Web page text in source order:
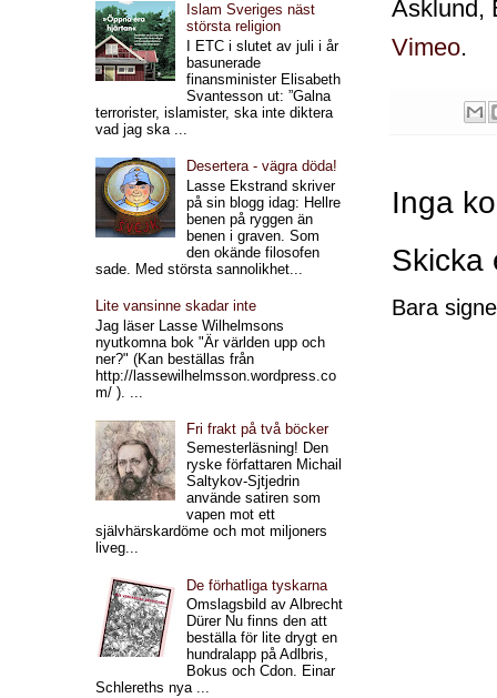
Asklund,
Vimeo.
Inga
Skicka
Bara
Islam Sveriges näst
största religion
I ETC i slutet av juli i år
basunerade
finansminister Elisabeth
Svantesson ut: ”Galna
terrorister, islamister, ska inte diktera
vad jag ska ...
Desertera - vägra döda!
Lasse Ekstrand skriver
på sin blogg idag: Hellre
benen på ryggen än
benen i graven. Som
den okände filosofen
sade. Med största sannolikhet...
Lite vansinne skadar inte
Jag läser Lasse Wilhelmsons
nyutkomna bok "Är världen upp och
ner?" (Kan beställas från
http://lassewilhelmsson.wordpress.co
m/ ). ...
Fri frakt på två böcker
Semesterläsning! Den
ryske författaren Michail
Saltykov-Sjtjedrin
använde satiren som
vapen mot ett
självhärskardöme och mot miljoners
liveg...
De förhatliga tyskarna
Omslagsbild av Albrecht
Dürer Nu finns den att
beställa för lite drygt en
hundralapp på Adlbris,
Bokus och Cdon. Einar
Schlereths nya ...